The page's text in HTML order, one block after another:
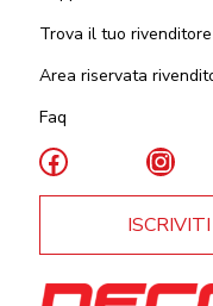
Trova il tuo
Area riservata
Faq
Facebook